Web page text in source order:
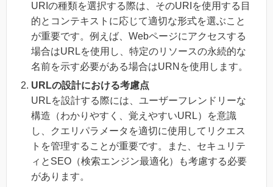
URIの種類を選択する際は、そのURIを使用する目
的とコンテキストに応じて適切な形式を選ぶこと
が重要です。例えば、Webページにアクセスする
場合はURLを使用し、特定のリソースの永続的な
名前を示す必要がある場合はURNを使用します。
URLの設計における考慮点
URLを設計する際には、ユーザーフレンドリーな
構造（わかりやすく、覚えやすいURL）を意識
し、クエリパラメータを適切に使用してリクエス
トを管理することが重要です。また、セキュリテ
ィとSEO（検索エンジン最適化）も考慮する必要
があります。